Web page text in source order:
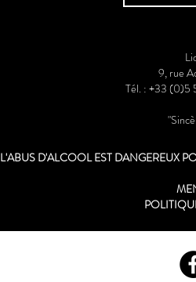
9, rue
Tél. : +33
L'ABUS D'ALCOOL EST DANGEREUX